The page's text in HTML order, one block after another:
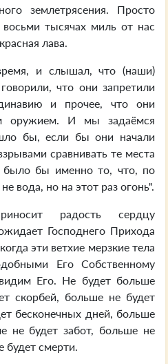
землетрясения. Просто
тысячах миль от нас
лава.
и слышал, что (наши)
что они запретили
и прочее, что они
оружием. И мы задаёмся
бы, если бы они начали
сравнивать те места
было бы именно то, что, по
вода, но на этот раз огонь".
радость сердцу
Господнего Прихода
эти ветхие мерзкие тела
Его Собственному
Его. Не будет больше
скорбей, больше не будет
бесконечных дней, больше
не будет забот, больше не
будет смерти.